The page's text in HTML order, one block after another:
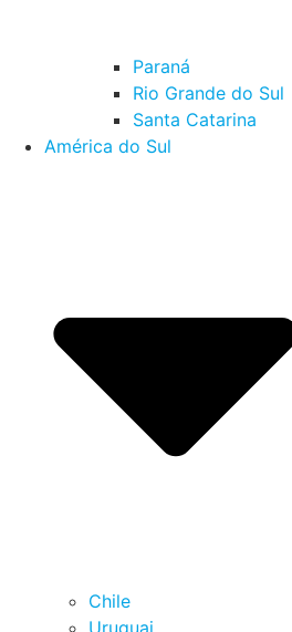
Paraná
Rio Grande do Sul
Santa Catarina
América do Sul
Chile